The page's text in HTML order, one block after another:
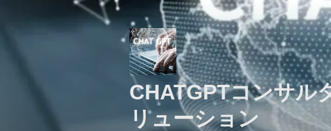
CHATGPTコンサル
リューション